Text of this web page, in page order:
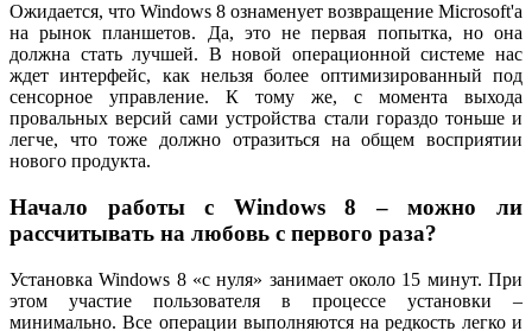
Ожидается, что Windows 8 ознаменует возвращение Microsoft'a
на рынок планшетов. Да, это не первая попытка, но она
должна стать лучшей. В новой операционной системе нас
ждет интерфейс, как нельзя более оптимизированный под
сенсорное управление. К тому же, с момента выхода
провальных версий сами устройства стали гораздо тоньше и
легче, что тоже должно отразиться на общем восприятии
нового продукта.
Начало работы с Windows 8 – можно ли
рассчитывать на любовь с первого раза?
Установка Windows 8 «с нуля» занимает около 15 минут. При
этом участие пользователя в процессе установки –
минимально. Все операции выполняются на редкость легко и